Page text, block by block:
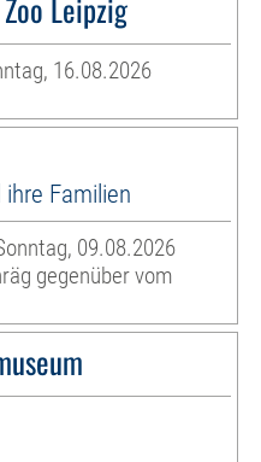
Leipzig
16.08.2026
Familien
09.08.2026
gegenüber vom